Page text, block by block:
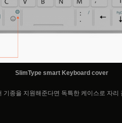
SlimType smart Keyboard cover
종을 지원해준다면 독특한 케이스로 자리